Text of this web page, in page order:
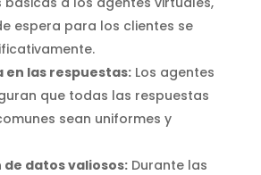
espera para los clientes se
en las respuestas:Los agentes
que todas las respuestas
sean uniformes y
de datos valiosos:Durante las